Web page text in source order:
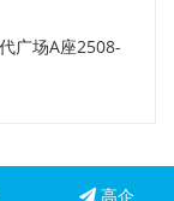
广场A座2508-
高企